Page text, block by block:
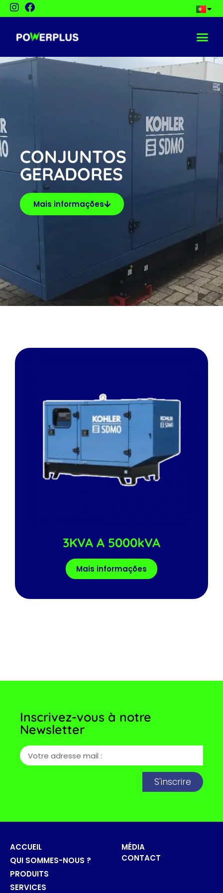
CONJUNTOS
GERADORES
Mais informações
3KVA A 5000kVA
Mais informações
Inscrivez-vous à notre
Newsletter
S'inscrire
ACCUEIL
QUI SOMMES-NOUS ?
PRODUITS
SERVICES
MÉDIA
CONTACT